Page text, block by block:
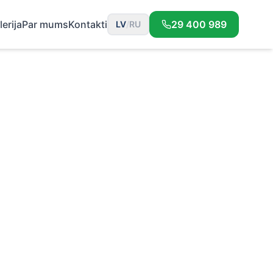
Par mumsKontakti LV/RU 29 400 989